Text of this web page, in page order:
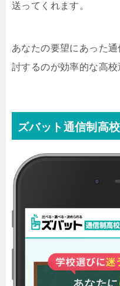
送ってくれます。
あなたの要望にあった
討するのが効率的な高校
ズバット通信制高